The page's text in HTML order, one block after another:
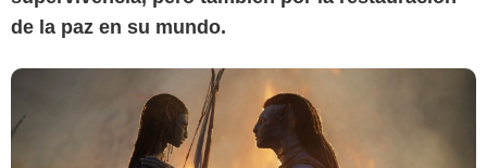
de la paz en su mundo.